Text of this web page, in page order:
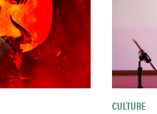
CULTURE